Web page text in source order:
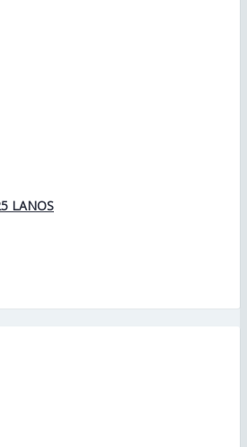
LANOS